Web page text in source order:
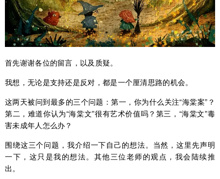
首先谢谢各位的留言，以及质疑。
我想，无论是支持还是反对，都是一个厘清思路的机会。
这两天被问到最多的三个问题：第一，你为什么关注“海棠案”？
第二，难道你认为“海棠文”很有艺术价值吗？第三，“海棠文”毒
害未成年人怎么办？
围绕这三个问题，我介绍一下自己的想法。当然，这里先声明
一下，这只是我的想法。其他三位老师的观点，我会陆续推
出。